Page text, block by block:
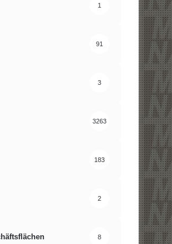
1
91
3
3263
183
2
8